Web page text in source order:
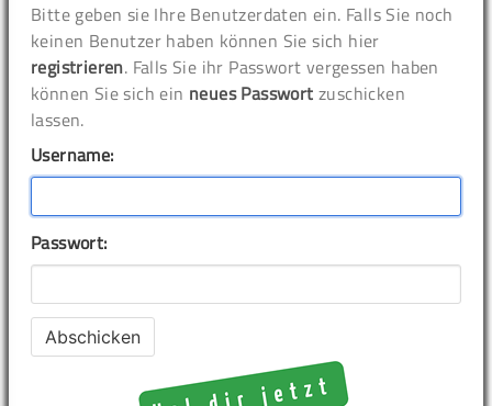
Bitte geben sie Ihre Benutzerdaten ein. Falls Sie noch
keinen Benutzer haben können Sie sich hier
registrieren. Falls Sie ihr Passwort vergessen haben
können Sie sich ein neues Passwort zuschicken
lassen.
Username:
Passwort: